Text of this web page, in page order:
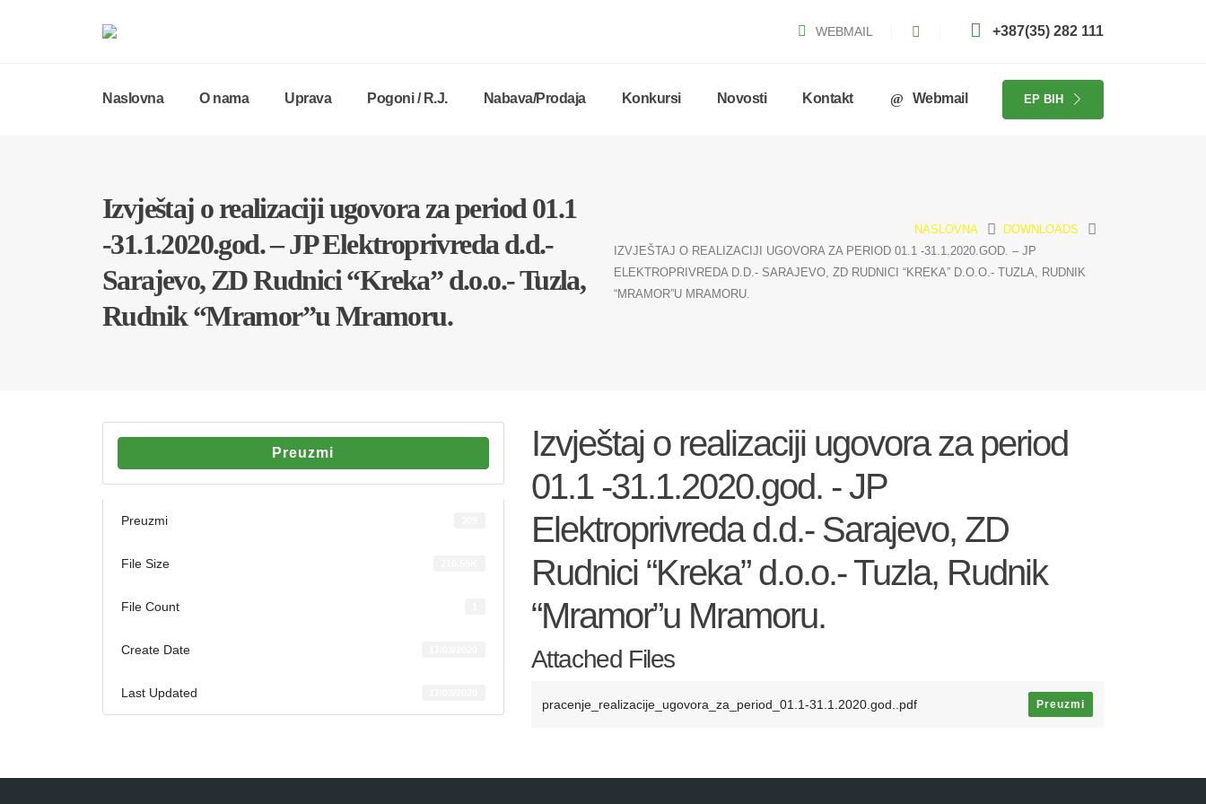
WEBMAIL +387(35) 282 111
Naslovna O nama Uprava Pogoni / R.J. Nabava/Prodaja Konkursi Novosti Kontakt Webmail EP BIH
Izvještaj o realizaciji ugovora za period 01.1
-31.1.2020.god. – JP Elektroprivreda d.d.-
Sarajevo, ZD Rudnici “Kreka” d.o.o.- Tuzla,
Rudnik “Mramor”u Mramoru.
NASLOVNA
DOWNLOADS
IZVJEŠTAJ O REALIZACIJI UGOVORA ZA PERIOD 01.1 -31.1.2020.GOD. – JP
ELEKTROPRIVREDA D.D.- SARAJEVO, ZD RUDNICI “KREKA” D.O.O.- TUZLA, RUDNIK
“MRAMOR”U MRAMORU.
Preuzmi
Preuzmi
File Size
File Count
Create Date
Last Updated
Izvještaj o realizaciji ugovora za period
01.1 -31.1.2020.god. - JP
Elektroprivreda d.d.- Sarajevo, ZD
Rudnici “Kreka” d.o.o.- Tuzla, Rudnik
“Mramor”u Mramoru.
Attached Files
pracenje_realizacije_ugovora_za_period_01.1-31.1.2020.god..pdf Preuzmi